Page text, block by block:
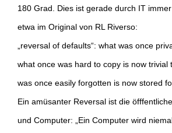
180 Grad. Dies ist gerade durch IT
etwa im Original von RL Riverso:
„reversal of defaults“: what was once
what once was hard to copy is now trivial
was once easily forgotten is now stored
Ein amüsanter Reversal ist die
und Computer: „Ein Computer wird